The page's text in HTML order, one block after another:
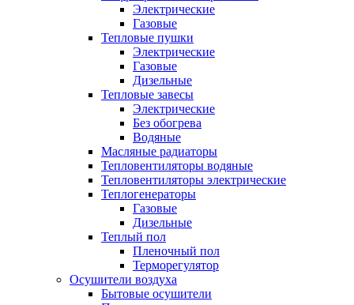
Электрические
Газовые
Тепловые пушки
Электрические
Газовые
Дизельные
Тепловые завесы
Электрические
Без обогрева
Водяные
Масляные радиаторы
Тепловентиляторы водяные
Тепловентиляторы электрические
Теплогенераторы
Газовые
Дизельные
Теплый пол
Пленочный пол
Терморегулятор
Осушители воздуха
Бытовые осушители